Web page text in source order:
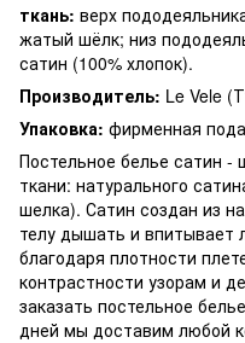
ткань: верх
жатый шёлк; низ
сатин (100% хлопок).
Производитель: Le Vele
Упаковка: фирменная
Постельное белье сатин -
ткани: натурального
шелка). Сатин создан из
телу дышать и впитывает
благодаря плотности
контрастности узорам и
заказать постельное
дней мы доставим любой